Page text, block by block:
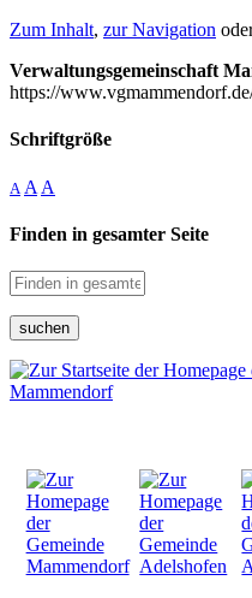
Zum Inhalt, zur Navigation
Verwaltungsgemeinschaft
https://
Schriftgröße
A A A
Finden in gesamter Seite
suchen